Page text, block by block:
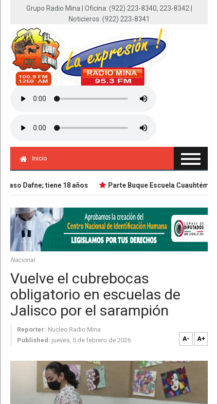
Grupo Radio Mina | Oficina: (922) 223-8340, 223-8342 |
Noticieros: (922) 223-8341
Inicio
Dafne; tiene 18 años Parte Buque Escuela Cuauhtémoc
Nacional
Vuelve el cubrebocas
obligatorio en escuelas de
Jalisco por el sarampión
Reporter: Nucleo Radio Mina
Published: jueves, 5 de febrero de 2026 A- A+